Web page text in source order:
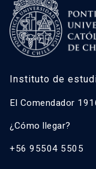
Instituto de
El Comendador
¿Cómo llegar?
+56 95504 5505